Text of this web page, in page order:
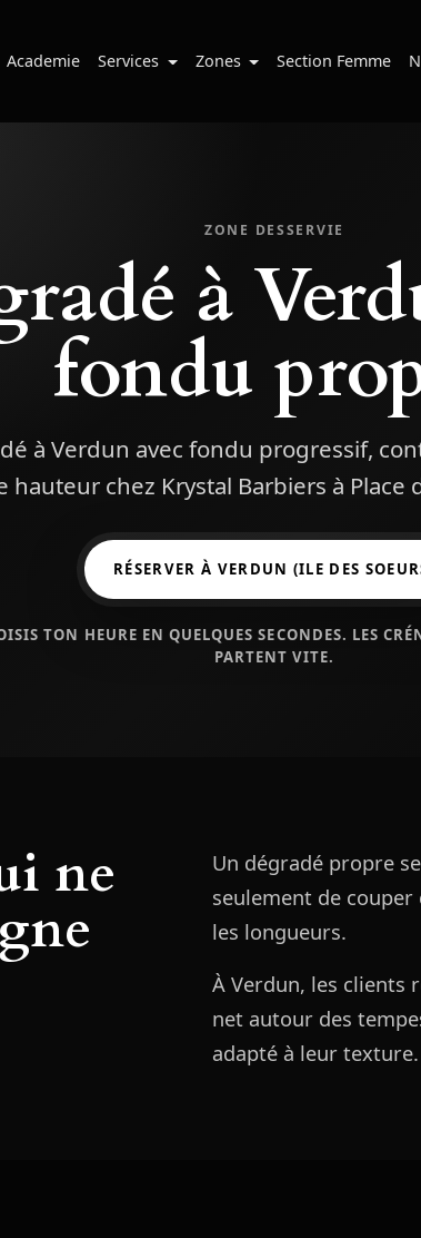
Academie Services Zones Section Femme
ZONE DESSERVIE
à
fondu
à Verdun avec fondu progressif,
hauteur chez Krystal Barbiers à Place
RÉSERVER À VERDUN (ILE DES
TON HEURE EN QUELQUES SECONDES. LES
PARTENT VITE.
ne
Un dégradé propre
seulement de
les longueurs.
À Verdun, les clients
net autour des
adapté à leur texture.